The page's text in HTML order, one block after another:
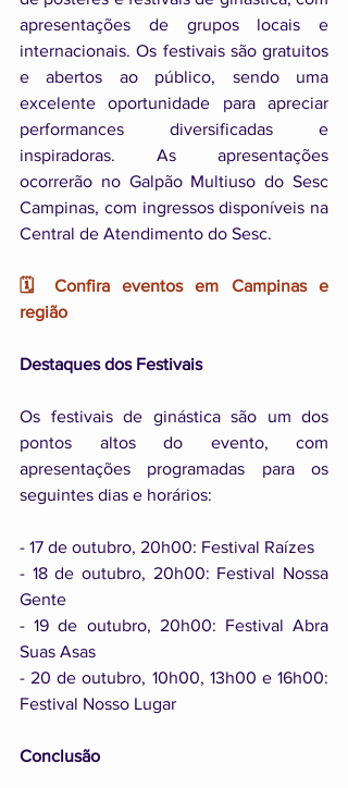
apresentações de grupos locais e
internacionais. Os festivais são gratuitos
e abertos ao público, sendo uma
excelente oportunidade para apreciar
performances diversificadas e
inspiradoras. As apresentações
ocorrerão no Galpão Multiuso do Sesc
Campinas, com ingressos disponíveis na
Central de Atendimento do Sesc.
🗓️ Confira eventos em Campinas e
região
Destaques dos Festivais
Os festivais de ginástica são um dos
pontos altos do evento, com
apresentações programadas para os
seguintes dias e horários:
- 17 de outubro, 20h00: Festival Raízes
- 18 de outubro, 20h00: Festival Nossa
Gente
- 19 de outubro, 20h00: Festival Abra
Suas Asas
- 20 de outubro, 10h00, 13h00 e 16h00:
Festival Nosso Lugar
Conclusão